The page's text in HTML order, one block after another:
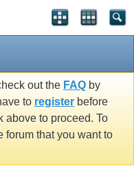
out the FAQ by
to register before
above to proceed. To
forum that you want to